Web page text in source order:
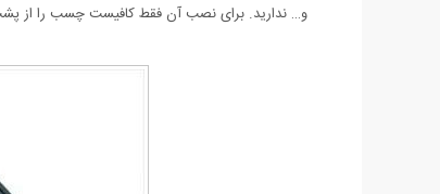
و… ندارید. برای نصب آن فقط کافیست چسب را از